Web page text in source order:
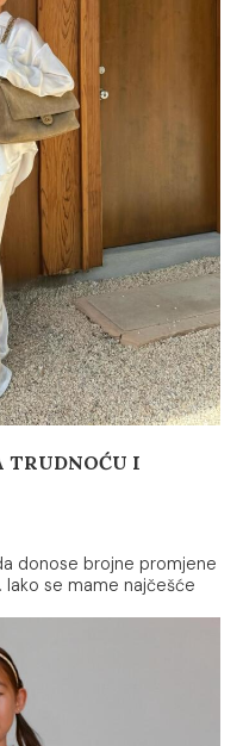
TRUDNOĆU I
donose brojne promjene
Iako se mame najčešće